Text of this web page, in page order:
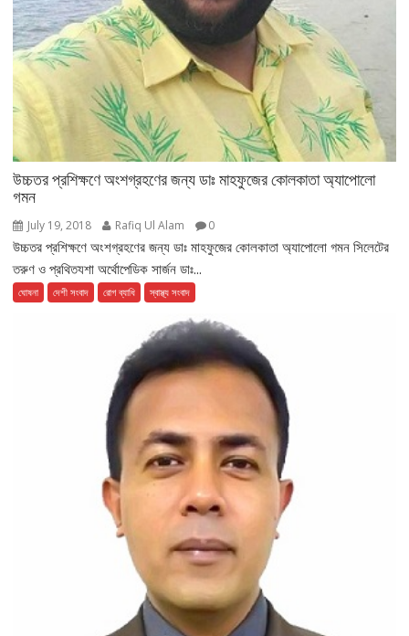
উচ্চতর প্রশিক্ষণে অংশগ্রহণের জন্য ডাঃ মাহফুজের কোলকাতা অ্যাপোলো
গমন
July 19, 2018 Rafiq Ul Alam 0
উচ্চতর প্রশিক্ষণে অংশগ্রহণের জন্য ডাঃ মাহফুজের কোলকাতা অ্যাপোলো গমন সিলেটের
তরুণ ও প্রথিতযশা অর্থোপেডিক সার্জন ডাঃ...
ঘোষনা দেশী সংবাদ রোগ ব্যাধি স্বাস্থ্য সংবাদ